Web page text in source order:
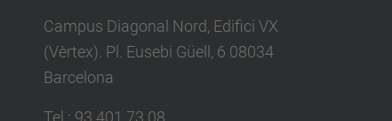
Campus Diagonal Nord, Edifici VX
(Vèrtex). Pl. Eusebi Güell, 6 08034
Barcelona
Tel. : 93 401 73 08